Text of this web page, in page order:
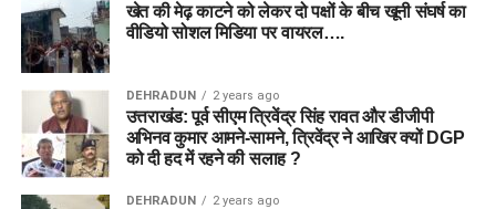
खेत की मेढ़ काटने को लेकर दो पक्षों के बीच खूनी संघर्ष का
वीडियो सोशल मिडिया पर वायरल….
DEHRADUN 2 years ago
उत्तराखंड: पूर्व सीएम त्रिवेंद्र सिंह रावत और डीजीपी
अभिनव कुमार आमने-सामने, त्रिवेंद्र ने आखिर क्यों DGP
को दी हद में रहने की सलाह ?
DEHRADUN 2 years ago